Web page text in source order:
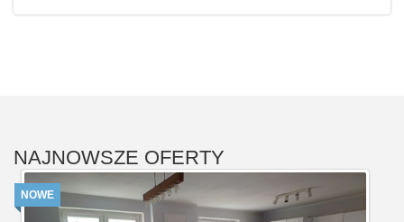
NAJNOWSZE OFERTY
NOWE